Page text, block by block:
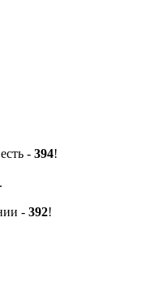
- 394!
- 392!